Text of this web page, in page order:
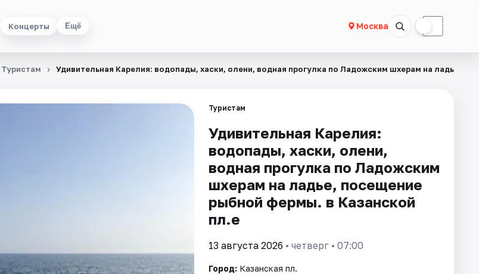
Концерты Ещё Москва ☾
Туристам Удивительная Карелия: водопады, хаски, олени, водная прогулка по Ладожским шхерам на ладье,
Туристам
Удивительная Карелия:
водопады, хаски, олени,
водная прогулка по Ладожским
шхерам на ладье, посещение
рыбной фермы. в Казанской
пл.е
13 августа 2026 • четверг • 07:00
Город: Казанская пл.